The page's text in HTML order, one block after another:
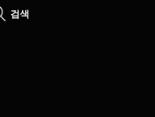
검색